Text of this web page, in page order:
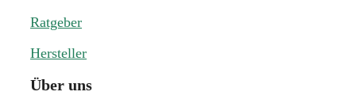
Ratgeber
Hersteller
Über uns